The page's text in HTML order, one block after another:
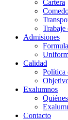
Cartera
Trabaje
Admisiones
Calidad
Política
Exalumnos
Contacto